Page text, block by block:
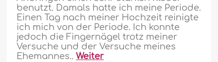
benutzt. Damals hatte ich meine Periode.
Einen Tag nach meiner Hochzeit reinigte
ich mich von der Periode. Ich konnte
jedoch die Fingernägel trotz meiner
Versuche und der Versuche meines
Ehemannes..Weiter